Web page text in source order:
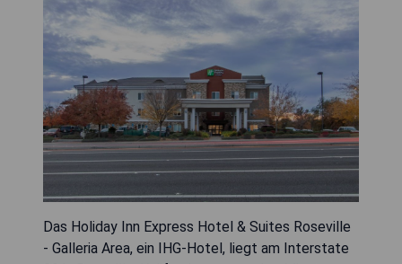
Das Holiday Inn Express Hotel & Suites Roseville
- Galleria Area, ein IHG-Hotel, liegt am Interstate